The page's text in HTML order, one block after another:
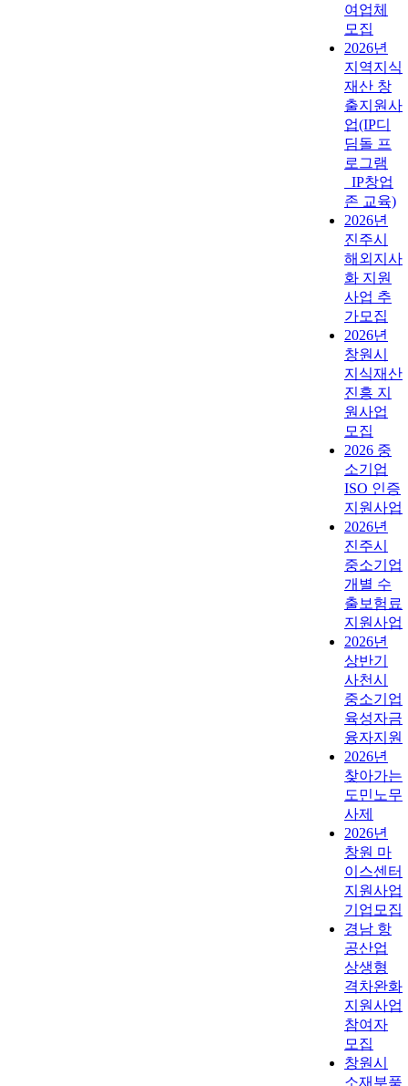
여업체
모집
2026년
지역지식
재산 창
출지원사
업(IP디
딤돌 프
로그램
_IP창업
존 교육)
2026년
진주시
해외지사
화 지원
사업 추
가모집
2026년
창원시
지식재산
진흥 지
원사업
모집
2026 중
소기업
ISO 인증
지원사업
2026년
진주시
중소기업
개별 수
출보험료
지원사업
2026년
상반기
사천시
중소기업
육성자금
융자지원
2026년
찾아가는
도민노무
사제
2026년
창원 마
이스센터
지원사업
기업모집
경남 항
공산업
상생형
격차완화
지원사업
참여자
모집
창원시
소재부품